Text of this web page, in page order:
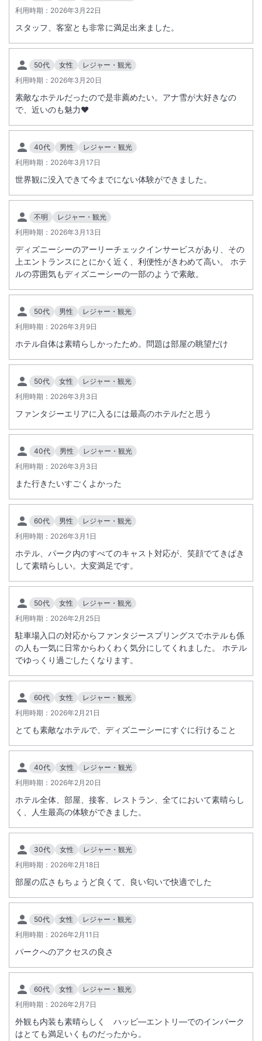
駅徒歩5分 駐車場あり
施設からのお知らせ
■東京ディズニーシー・ファンタジースプリングスホテルは、デラック
スタイプの「ファンタジーシャトー」とラグジュアリータイプの「グラ
ンドシャトー」の2棟で構成されています。各プラン・商品はデラック
スタイプ「ファンタジーシャトー」の客室です。
■宿泊者特典として「ハッピーエントリー」をご利用いただけます。
特典です。
対象パーク、対象外の日程、利用方法等は東京ディズニーリゾート・オ
フィシャルウェブサイトにてご確認ください。
※入園には別途パークチケットが必要
※チェックイン日の入園には利用不可
※特典内容は変更となる場合がございます。
■ご精算はオンラインカード決済にて承ります。キャンセルの場合は規
定に基づいてキャンセル料を申し受けます。
■ホテルより到着時間確認のご連絡をさせていただく場合がございま
■シャンプーおよびコンディショナーは備え付けのディスペンサー式と
なります。
■ルームアメニティーのデザイン・内容は変更になる場合がございま
す。
■駐車料金は滞在中にレセプションにてご精算ください。
■当ホテルは宿泊約款に基づき宿泊契約のお申込みを受付けます。
■画像はイメージです。
オンラインチェックインについて＞
旅行代理店、オンライン旅行会社より宿泊を予約された方の事前登録
は、2026年9月1日（火）より一時休止いたします。
再開については、決まり次第お知らせいたします。
※重要なお知らせです。必ず続きをご確認ください。
利用時期： 2026年3月22日
スタッフ、客室とも非常に満足出来ました。
50代 女性
レジャー・観光
利用時期： 2026年3月20日
素敵なホテルだったので是非薦めたい。アナ雪が大好きなの
で、近いのも魅力❤️
40代 男性
レジャー・観光
利用時期： 2026年3月17日
世界観に没入できて今までにない体験ができました。
不明
レジャー・観光
利用時期： 2026年3月13日
ディズニーシーのアーリーチェックインサービスがあり、その
上エントランスにとにかく近く、利便性がきわめて高い。 ホテ
ルの雰囲気もディズニーシーの一部のようで素敵。
50代 男性
レジャー・観光
利用時期： 2026年3月9日
ホテル自体は素晴らしかったため。問題は部屋の眺望だけ
50代 女性
レジャー・観光
利用時期： 2026年3月3日
ファンタジーエリアに入るには最高のホテルだと思う
40代 男性
レジャー・観光
利用時期： 2026年3月3日
また行きたいすごくよかった
60代 男性
レジャー・観光
利用時期： 2026年3月1日
ホテル、パーク内のすべてのキャスト対応が、笑顔でてきぱき
して素晴らしい。大変満足です。
50代 女性
レジャー・観光
利用時期： 2026年2月25日
駐車場入口の対応からファンタジースプリングスでホテルも係
の人も一気に日常からわくわく気分にしてくれました。 ホテル
でゆっくり過ごしたくなります。
60代 女性
レジャー・観光
利用時期： 2026年2月21日
とても素敵なホテルで、ディズニーシーにすぐに行けること
40代 女性
レジャー・観光
利用時期： 2026年2月20日
ホテル全体、部屋、接客、レストラン、全てにおいて素晴らし
く、人生最高の体験ができました。
30代 女性
レジャー・観光
利用時期： 2026年2月18日
部屋の広さもちょうど良くて、良い匂いで快適でした
50代 女性
レジャー・観光
利用時期： 2026年2月11日
パークへのアクセスの良さ
60代 女性
レジャー・観光
利用時期： 2026年2月7日
外観も内装も素晴らしく ハッピ―エントリ―でのインパーク
はとても満足いくものだったから。